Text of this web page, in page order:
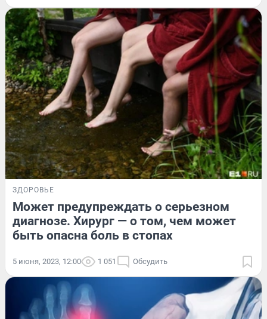
ЗДОРОВЬЕ
Может предупреждать о серьезном
диагнозе. Хирург — о том, чем может
быть опасна боль в стопах
5 июня, 2023, 12:00 1 051 Обсудить